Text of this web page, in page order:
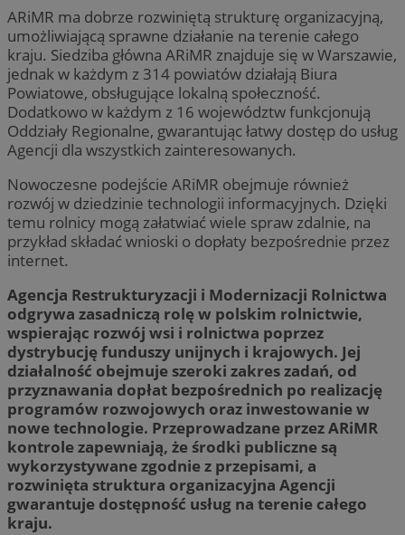
ARiMR ma dobrze rozwiniętą strukturę organizacyjną,
umożliwiającą sprawne działanie na terenie całego
kraju. Siedziba główna ARiMR znajduje się w Warszawie,
jednak w każdym z 314 powiatów działają Biura
Powiatowe, obsługujące lokalną społeczność.
Dodatkowo w każdym z 16 województw funkcjonują
Oddziały Regionalne, gwarantując łatwy dostęp do usług
Agencji dla wszystkich zainteresowanych.
Nowoczesne podejście ARiMR obejmuje również
rozwój w dziedzinie technologii informacyjnych. Dzięki
temu rolnicy mogą załatwiać wiele spraw zdalnie, na
przykład składać wnioski o dopłaty bezpośrednie przez
internet.
Agencja Restrukturyzacji i Modernizacji Rolnictwa
odgrywa zasadniczą rolę w polskim rolnictwie,
wspierając rozwój wsi i rolnictwa poprzez
dystrybucję funduszy unijnych i krajowych. Jej
działalność obejmuje szeroki zakres zadań, od
przyznawania dopłat bezpośrednich po realizację
programów rozwojowych oraz inwestowanie w
nowe technologie. Przeprowadzane przez ARiMR
kontrole zapewniają, że środki publiczne są
wykorzystywane zgodnie z przepisami, a
rozwinięta struktura organizacyjna Agencji
gwarantuje dostępność usług na terenie całego
kraju.